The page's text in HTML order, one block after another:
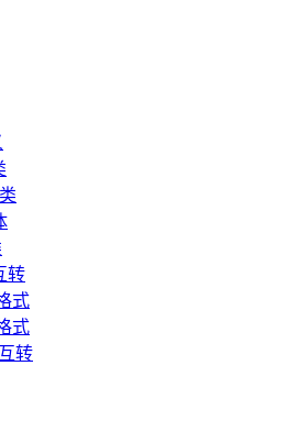
转
式
式
转